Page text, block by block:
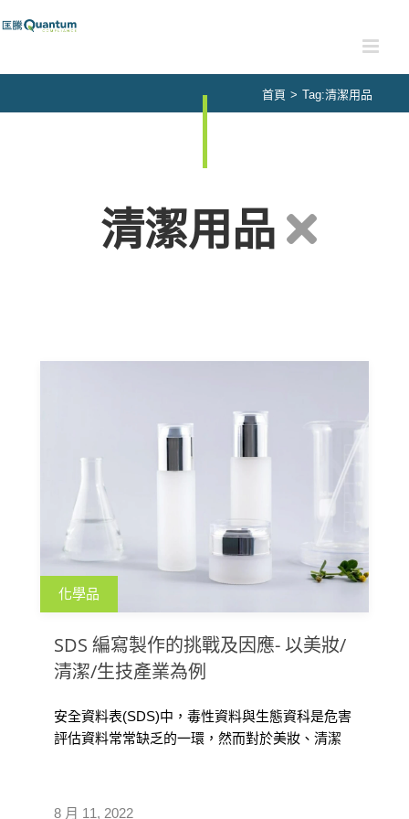
to
首頁 > Tag:清潔用品
清潔用品
化學品
SDS 編寫製作的挑戰及因應- 以美妝/
清潔/生技產業為例
8 月 11, 2022
安全資料表(SDS)中，毒性資料與生態資科是危害
評估資料常常缺乏的一環，然而對於美妝、清潔
相關產業而言，如何瞭解各項數據的意義甚至是